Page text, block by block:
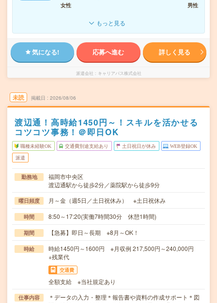
女性
男性
もっと見る
気になる! 応募へ進む 詳しく見る
派遣会社 キャリアパス株式会社
未読 掲載日 2026/08/06
渡辺通！高時給1450円～！スキルを活かせる
コツコツ事務！＠即日OK
職種未経験OK 交通費別途支給あり 土日祝日が休み WEB登録OK
派遣
勤務地
福岡市中央区
渡辺通駅から徒歩2分／薬院駅から徒歩9分
曜日頻度 月～金（週5日／土日祝休み） ※土日祝休み
時間 8:50～17:20(実働7時間30分 休憩1時間)
期間 【急募】即日～長期 ※8月～OK！
時給
時給1450円～1600円 ※月収例 217,500円～240,000円
+残業代
交通費
全額支給 ※当社規定あり
仕事内容
＊データの入力・整理＊報告書や資料の作成サポート＊図